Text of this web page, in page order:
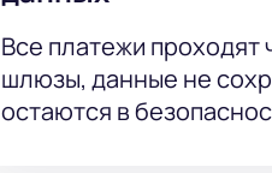
Все платежи
шлюзы, данные не
остаются в